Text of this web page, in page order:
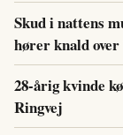
Skud i nattens
hører knald
28-årig kvinde
Ringvej